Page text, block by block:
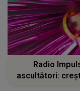
Radio
ascultători: